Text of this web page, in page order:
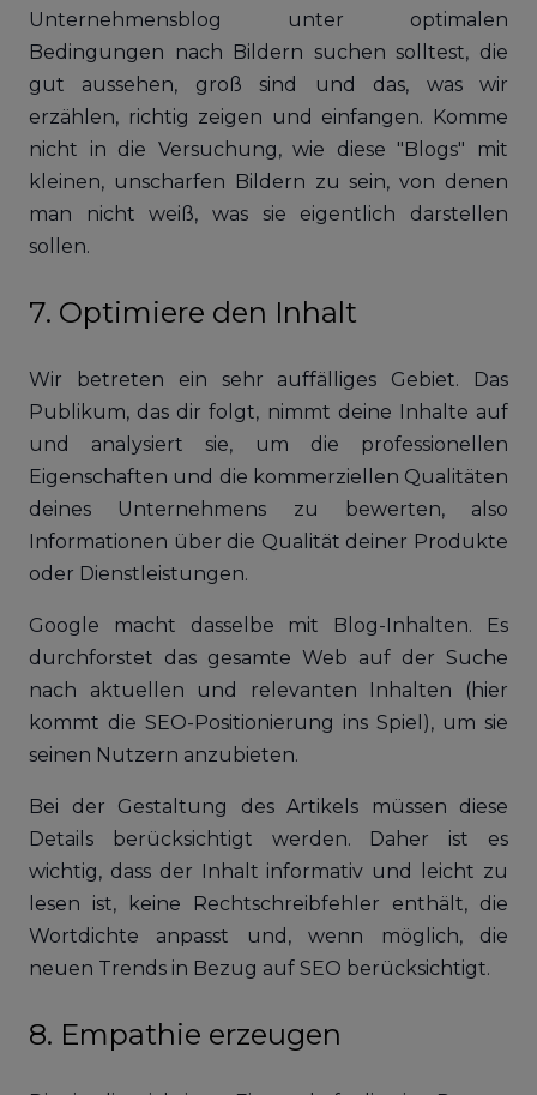
Unternehmensblog unter optimalen
Bedingungen nach Bildern suchen solltest, die
gut aussehen, groß sind und das, was wir
erzählen, richtig zeigen und einfangen. Komme
nicht in die Versuchung, wie diese "Blogs" mit
kleinen, unscharfen Bildern zu sein, von denen
man nicht weiß, was sie eigentlich darstellen
sollen.
7. Optimiere den Inhalt
Wir betreten ein sehr auffälliges Gebiet. Das
Publikum, das dir folgt, nimmt deine Inhalte auf
und analysiert sie, um die professionellen
Eigenschaften und die kommerziellen Qualitäten
deines Unternehmens zu bewerten, also
Informationen über die Qualität deiner Produkte
oder Dienstleistungen.
Google macht dasselbe mit Blog-Inhalten. Es
durchforstet das gesamte Web auf der Suche
nach aktuellen und relevanten Inhalten (hier
kommt die SEO-Positionierung ins Spiel), um sie
seinen Nutzern anzubieten.
Bei der Gestaltung des Artikels müssen diese
Details berücksichtigt werden. Daher ist es
wichtig, dass der Inhalt informativ und leicht zu
lesen ist, keine Rechtschreibfehler enthält, die
Wortdichte anpasst und, wenn möglich, die
neuen Trends in Bezug auf SEO berücksichtigt.
8. Empathie erzeugen